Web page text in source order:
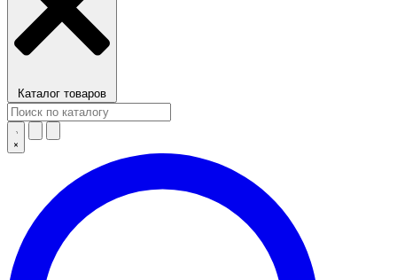
Каталог товаров